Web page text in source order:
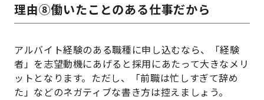
理由⑧働いたことのある仕事だから
アルバイト経験のある職種に申し込むなら、「経験
者」を志望動機にあげると採用にあたって大きなメリ
ットとなります。ただし、「前職は忙しすぎて辞め
た」などのネガティブな書き方は控えましょう。